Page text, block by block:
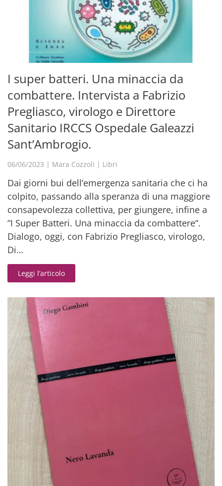
I super batteri. Una minaccia da
combattere. Intervista a Fabrizio
Pregliasco, virologo e Direttore
Sanitario IRCCS Ospedale Galeazzi
Sant’Ambrogio.
06/06/2023 | Mara Cozzoli | Libri
Dai giorni bui dell’emergenza sanitaria che ci ha
colpito, passando alla speranza di una maggiore
consapevolezza collettiva, per giungere, infine a
“I Super Batteri. Una minaccia da combattere“.
Dialogo, oggi, con Fabrizio Pregliasco, virologo,
Di…
Leggi l’articolo